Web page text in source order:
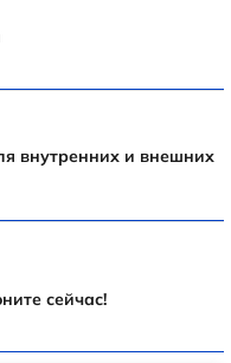
внутренних и внешних
сейчас!